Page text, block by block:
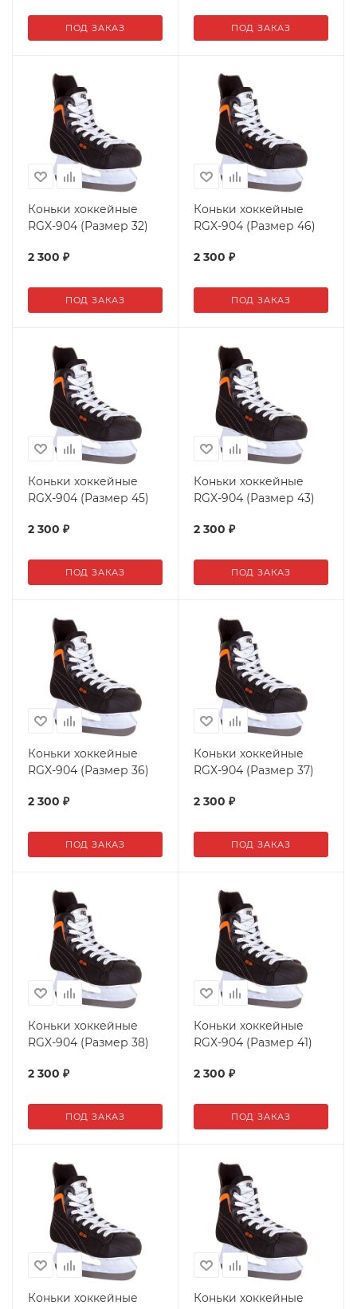
ПОД ЗАКАЗ ПОД ЗАКАЗ
Коньки хоккейные
RGX-904 (Размер 32)
2 300 ₽
ПОД ЗАКАЗ
Коньки хоккейные
RGX-904 (Размер 46)
2 300 ₽
ПОД ЗАКАЗ
Коньки хоккейные
RGX-904 (Размер 45)
2 300 ₽
ПОД ЗАКАЗ
Коньки хоккейные
RGX-904 (Размер 43)
2 300 ₽
ПОД ЗАКАЗ
Коньки хоккейные
RGX-904 (Размер 36)
2 300 ₽
ПОД ЗАКАЗ
Коньки хоккейные
RGX-904 (Размер 37)
2 300 ₽
ПОД ЗАКАЗ
Коньки хоккейные
RGX-904 (Размер 38)
2 300 ₽
ПОД ЗАКАЗ
Коньки хоккейные
RGX-904 (Размер 41)
2 300 ₽
ПОД ЗАКАЗ
Коньки хоккейные
Коньки хоккейные